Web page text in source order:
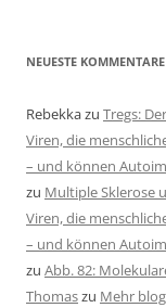
NEUESTE KOMMENTARE
Rebekkazu Tregs:
Viren, die
– und können
zu Multiple Sklerose
Viren, die
– und können
zu Abb. 82:
Thomaszu Mehr